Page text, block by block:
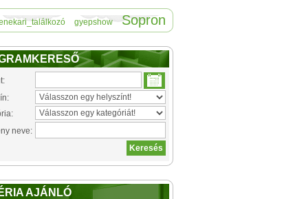
gyepshow Sopron
neve:
AJÁNLÓ